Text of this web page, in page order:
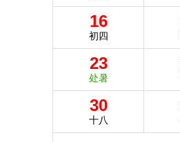
16
初四
23
处暑
30
十八